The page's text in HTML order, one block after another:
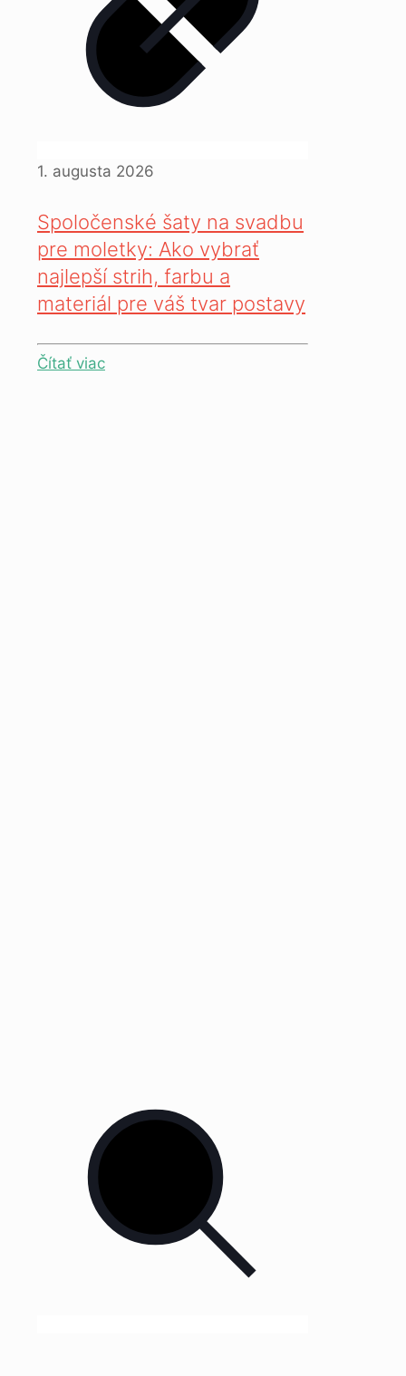
1. augusta 2026
Spoločenské šaty na svadbu
pre moletky: Ako vybrať
najlepší strih, farbu a
materiál pre váš tvar postavy
Čítať viac